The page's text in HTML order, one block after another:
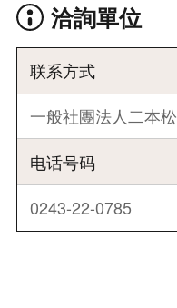
洽詢單位
联系方式
一般社團法人二本
电话号码
0243-22-0785